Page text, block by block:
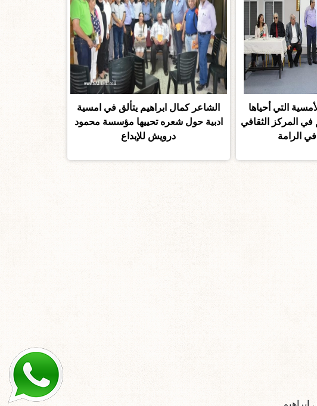
التي أحياها
في المركز الثقافي
الرامة
الشاعر كمال ابراهيم يتألق في امسية
ادبية حول شعره تحييها مؤسسة محمود
درويش للإبداع